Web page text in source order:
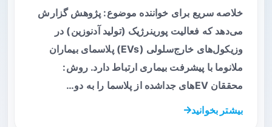
خلاصه سریع برای خواننده موضوع: پژوهش گزارش
می‌دهد که فعالیت پورینرژیک (تولید آدنوزین) در
وزیکول‌های خارج‌سلولی (EVs) پلاسمای بیماران
ملانوما با پیشرفت بیماری ارتباط دارد. روش:
محققان EVهای جداشده از پلاسما را به دو…
بیشتر بخوانید